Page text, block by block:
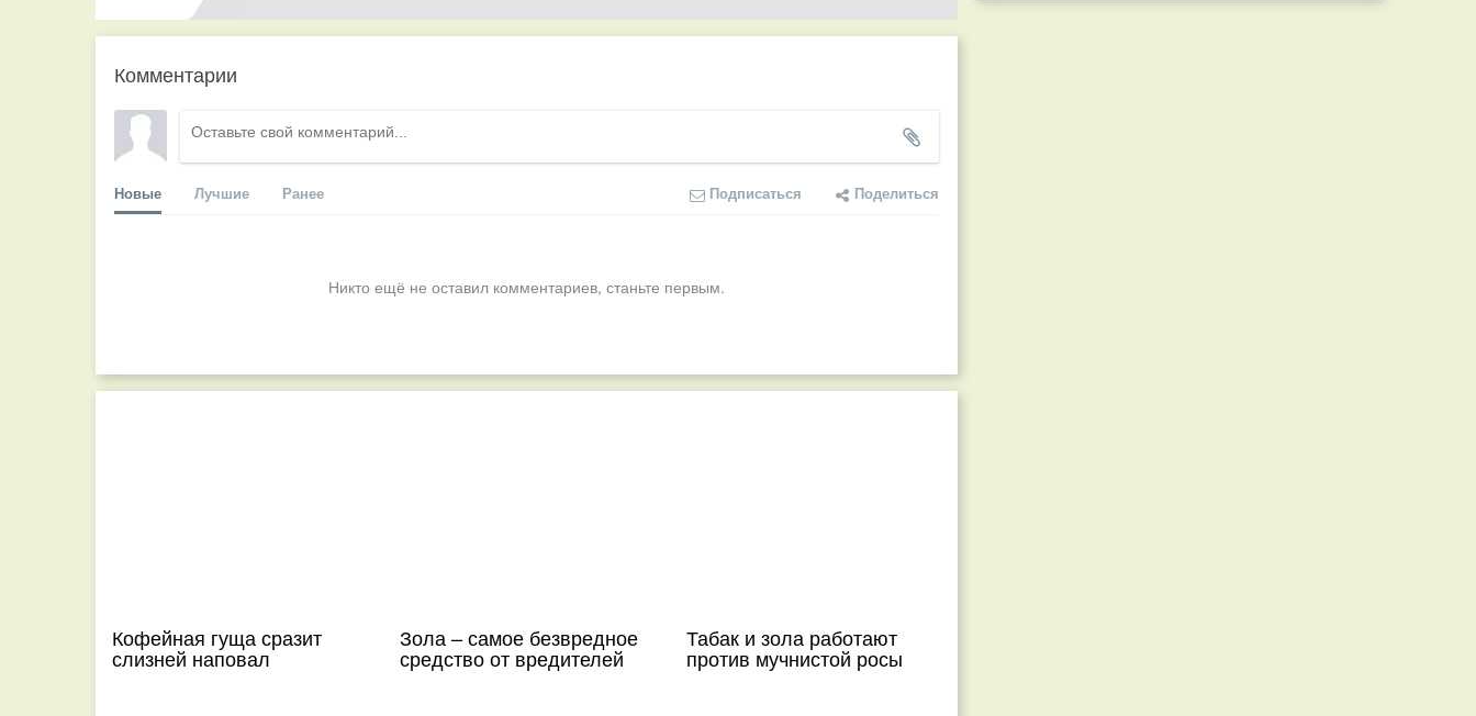
Комментарии
Новые Лучшие Ранее Подписаться Поделиться
Никто ещё не оставил комментариев, станьте первым.
Кофейная гуща сразит
слизней наповал
Зола – самое безвредное
средство от вредителей
Табак и зола работают
против мучнистой росы